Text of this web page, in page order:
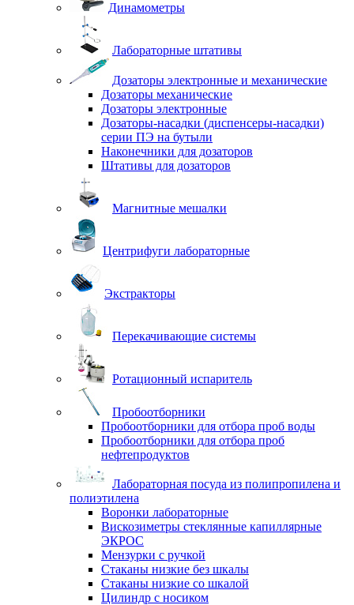
Динамометры
Лабораторные штативы
Дозаторы электронные и механические
Дозаторы механические
Дозаторы электронные
Дозаторы-насадки (диспенсеры-насадки)
серии ПЭ на бутыли
Наконечники для дозаторов
Штативы для дозаторов
Магнитные мешалки
Центрифуги лабораторные
Экстракторы
Перекачивающие системы
Ротационный испаритель
Пробоотборники
Пробоотборники для отбора проб воды
Пробоотборники для отбора проб
нефтепродуктов
Лабораторная посуда из полипропилена и
полиэтилена
Воронки лабораторные
Вискозиметры стеклянные капиллярные
ЭКРОС
Мензурки с ручкой
Стаканы низкие без шкалы
Стаканы низкие со шкалой
Цилиндр с носиком